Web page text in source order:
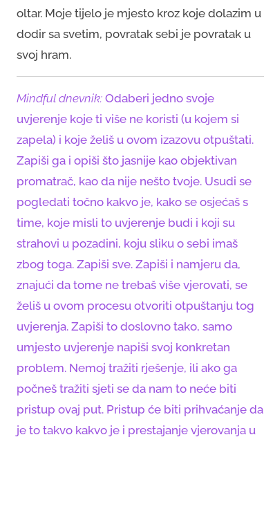
oltar. Moje tijelo je mjesto kroz koje dolazim u
dodir sa svetim, povratak sebi je povratak u
svoj hram.
Mindful dnevnik: Odaberi jedno svoje
uvjerenje koje ti više ne koristi (u kojem si
zapela) i koje želiš u ovom izazovu otpuštati.
Zapiši ga i opiši što jasnije kao objektivan
promatrač, kao da nije nešto tvoje. Usudi se
pogledati točno kakvo je, kako se osjećaš s
time, koje misli to uvjerenje budi i koji su
strahovi u pozadini, koju sliku o sebi imaš
zbog toga. Zapiši sve. Zapiši i namjeru da,
znajući da tome ne trebaš više vjerovati, se
želiš u ovom procesu otvoriti otpuštanju tog
uvjerenja. Zapiši to doslovno tako, samo
umjesto uvjerenje napiši svoj konkretan
problem. Nemoj tražiti rješenje, ili ako ga
počneš tražiti sjeti se da nam to neće biti
pristup ovaj put. Pristup će biti prihvaćanje da
je to takvo kakvo je i prestajanje vjerovanja u